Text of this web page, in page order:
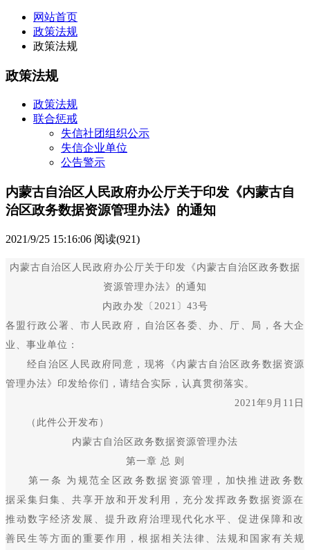
网站首页
政策法规
政策法规
政策法规
政策法规
联合惩戒
失信社团组织公示
失信企业单位
公告警示
内蒙古自治区人民政府办公厅关于印发《内蒙古自
治区政务数据资源管理办法》的通知
2021/9/25 15:16:06 阅读(921)
内蒙古自治区人民政府办公厅关于印发《内蒙古自治区政务数据
资源管理办法》的通知
内政办发〔2021〕43号
各盟行政公署、市人民政府，自治区各委、办、厅、局，各大企
业、事业单位：
经自治区人民政府同意，现将《内蒙古自治区政务数据资源
管理办法》印发给你们，请结合实际，认真贯彻落实。
2021年9月11日
（此件公开发布）
内蒙古自治区政务数据资源管理办法
第一章 总 则
第一条 为规范全区政务数据资源管理，加快推进政务数
据采集归集、共享开放和开发利用，充分发挥政务数据资源在
推动数字经济发展、提升政府治理现代化水平、促进保障和改
善民生等方面的重要作用，根据相关法律、法规和国家有关规